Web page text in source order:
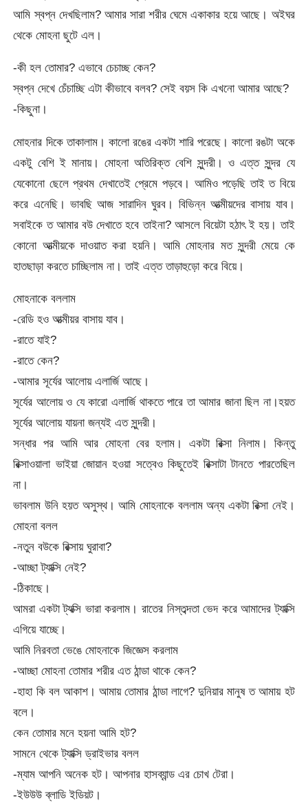
আমি স্বপ্ন দেখছিলাম? আমার সারা শরীর ঘেমে একাকার হয়ে আছে। অইঘর
থেকে মোহনা ছুটে এল।
-কী হল তোমার? এভাবে চেচাচ্ছ কেন?
স্বপ্ন দেখে চেঁচাচ্ছি এটা কীভাবে বলব? সেই বয়স কি এখনো আমার আছে?
-কিছুনা।
মোহনার দিকে তাকালাম। কালো রঙের একটা শারি পরেছে। কালো রঙটা অকে
একটু বেশি ই মানায়। মোহনা অতিরিক্ত বেশি সুন্দরী। ও এত্ত সুন্দর যে
যেকোনো ছেলে প্রথম দেখাতেই প্রেমে পড়বে। আমিও পড়েছি তাই ত বিয়ে
করে এনেছি। ভাবছি আজ সারাদিন ঘুরব। বিভিন্ন আত্মীয়দের বাসায় যাব।
সবাইকে ত আমার বউ দেখাতে হবে তাইনা? আসলে বিয়েটা হঠাৎ ই হয়। তাই
কোনো আত্মীয়কে দাওয়াত করা হয়নি। আমি মোহনার মত সুন্দরী মেয়ে কে
হাতছাড়া করতে চাচ্ছিলাম না। তাই এত্ত তাড়াহুড়ো করে বিয়ে।
মোহনাকে বললাম
-রেডি হও আত্মীয়র বাসায় যাব।
-রাতে যাই?
-রাতে কেন?
-আমার সূর্যের আলোয় এলার্জি আছে।
সূর্যের আলোয় ও যে কারো এলার্জি থাকতে পারে তা আমার জানা ছিল না।হয়ত
সূর্যের আলোয় যায়না জন্যই এত সুন্দরী।
সন্ধার পর আমি আর মোহনা বের হলাম। একটা রিক্সা নিলাম। কিন্তু
রিক্সাওয়ালা ভাইয়া জোয়ান হওয়া সত্বেও কিছুতেই রিক্সাটা টানতে পারতেছিল
না।
ভাবলাম উনি হয়ত অসুস্থ। আমি মোহনাকে বললাম অন্য একটা রিক্সা নেই।
মোহনা বলল
-নতুন বউকে রিক্সায় ঘুরাবা?
-আচ্ছা ট্যাক্সি নেই?
-ঠিকাছে।
আমরা একটা ট্যক্সি ভারা করলাম। রাতের নিস্তব্দতা ভেদ করে আমাদের ট্যাক্সি
এগিয়ে যাচ্ছে।
আমি নিরবতা ভেঙে মোহনাকে জিজ্ঞেস করলাম
-আচ্ছা মোহনা তোমার শরীর এত ঠান্ডা থাকে কেন?
-হাহা কি বল আকাশ। আমায় তোমার ঠান্ডা লাগে? দুনিয়ার মানুষ ত আমায় হট
বলে।
কেন তোমার মনে হয়না আমি হট?
সামনে থেকে ট্যাক্সি ড্রাইভার বলল
-ম্যাম আপনি অনেক হট। আপনার হাসব্যান্ড এর চোখ টেরা।
-ইউউউ ব্লাডি ইডিয়ট।